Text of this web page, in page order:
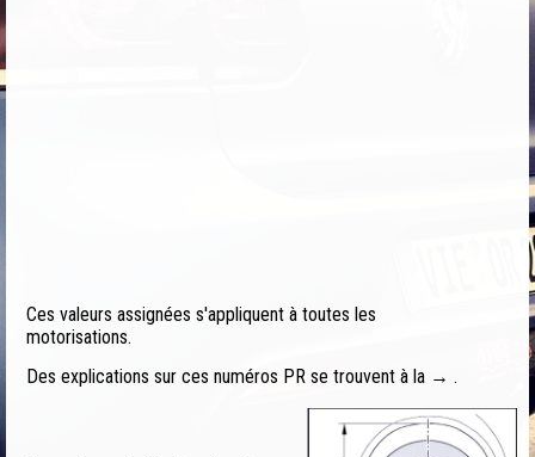
Ces valeurs assignées s'appliquent à toutes les
motorisations.
Des explications sur ces numéros PR se trouvent à la → .